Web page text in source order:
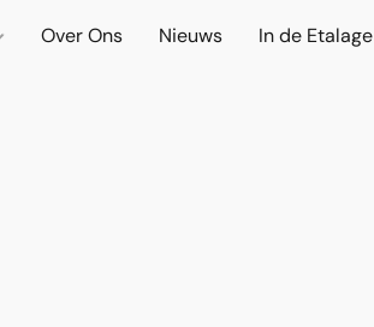
Over Ons Nieuws In de Etalage